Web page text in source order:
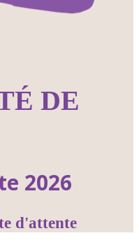
DE
2026
d'attente